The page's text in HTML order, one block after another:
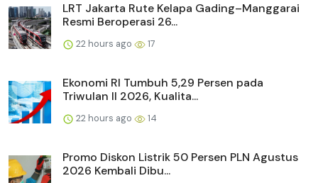
LRT Jakarta Rute Kelapa Gading–Manggarai
Resmi Beroperasi 26...
22 hours ago 17
Ekonomi RI Tumbuh 5,29 Persen pada
Triwulan II 2026, Kualita...
22 hours ago 14
Promo Diskon Listrik 50 Persen PLN Agustus
2026 Kembali Dibu...